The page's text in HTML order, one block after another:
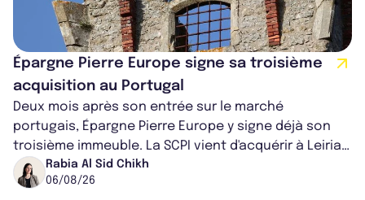
Épargne Pierre Europe signe sa troisième
acquisition au Portugal
Deux mois après son entrée sur le marché
portugais, Épargne Pierre Europe y signe déjà son
troisième immeuble. La SCPI vient d'acquérir à Leiria,
dans le centre du pays, un établis...
Rabia Al Sid Chikh
06/08/26